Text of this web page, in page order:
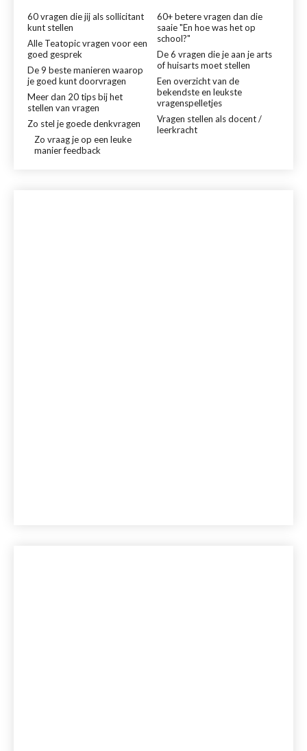
60 vragen die jij als sollicitant
kunt stellen
60+ betere vragen dan die
saaie "En hoe was het op
school?"
Alle Teatopic vragen voor een
goed gesprek
De 6 vragen die je aan je arts
of huisarts moet stellen
De 9 beste manieren waarop
je goed kunt doorvragen
Een overzicht van de
bekendste en leukste
vragenspelletjes
Meer dan 20 tips bij het
stellen van vragen
Vragen stellen als docent /
leerkracht
Zo stel je goede denkvragen
Zo vraag je op een leuke
manier feedback